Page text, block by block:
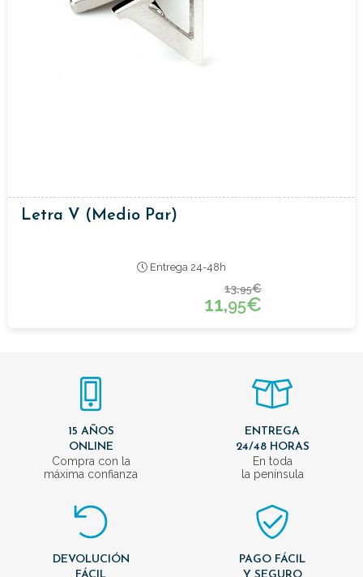
Letra V (medio Par)
Entrega 24-48h
13,95€
11,95€
15 AÑOS
ONLINE
Compra con la
máxima confianza
ENTREGA
24/48 HORAS
En toda
la península
DEVOLUCIÓN
FÁCIL
PAGO FÁCIL
Y SEGURO